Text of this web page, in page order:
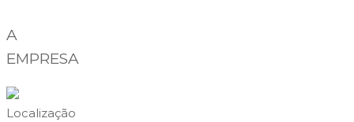
A
EMPRESA
Localização